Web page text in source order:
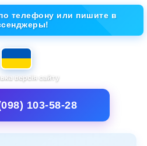
телефону или пишите в
версія сайту
103-58-28